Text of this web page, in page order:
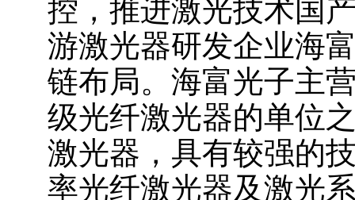
控，推进激光技术国
游激光器研发企业海
链布局。海富光子主
级光纤激光器的单位
激光器，具有较强的
率光纤激光器及激光